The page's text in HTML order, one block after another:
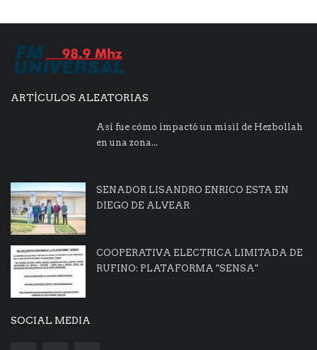
ARTÍCULOS ALEATORIAS
Así fue cómo impactó un misil de Hezbollah
en una zona...
SENADOR LISANDRO ENRICO ESTA EN
DIEGO DE ALVEAR
COOPERATIVA ELECTRICA LIMITADA DE
RUFINO: PLATAFORMA "SENSA"
SOCIAL MEDIA